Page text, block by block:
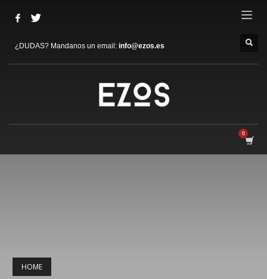
¿DUDAS? Mandanos un email: info@ezos.es
HOME